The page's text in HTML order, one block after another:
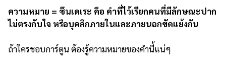
ความหมาย = ซึนเดเระ คือ คำที่ไว้เรียกคนที่มีลักษณะปาก
ไม่ตรงกับใจ หรือบุคลิกภายในและภายนอกขัดแย้งกัน
ถ้าใครชอบการ์ตูน ต้องรู้ความหมายของคำนี้แน่ๆ